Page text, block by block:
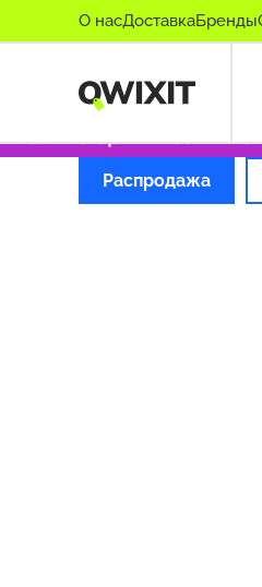
О насДоставкаБренды
Только оригинальные
Распродажа